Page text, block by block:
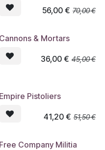
56,00€ 70,00€
Cannons & Mortars
36,00€ 45,00€
Empire Pistoliers
41,20€ 51,50€
Free Company Militia